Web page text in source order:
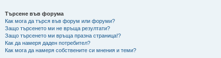
Търсене във форума
Как мога да търся във форум или форуми?
Защо търсенето ми не връща резултати?
Защо търсенето ми връща празна страница!?
Как да намеря даден потребител?
Как мога да намеря собствените си мнения и теми?